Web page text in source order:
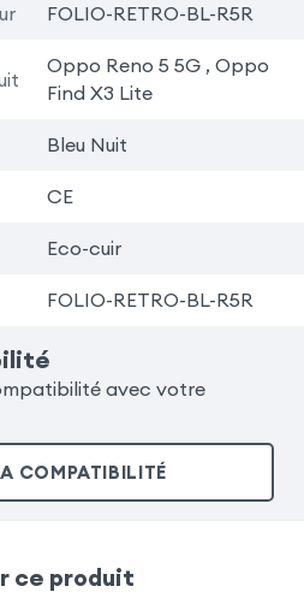
FOLIO-RETRO-BL-R5R
Oppo Reno 5 5G , Oppo
Find X3 Lite
Bleu Nuit
CE
Eco-cuir
FOLIO-RETRO-BL-R5R
avec votre
COMPATIBILITÉ
ce produit